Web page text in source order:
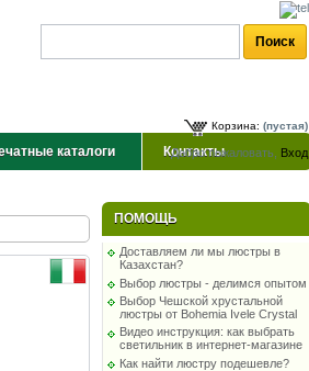
Корзина: (пустая)
Добро пожаловать, Вход
каталоги Контакты
ПОМОЩЬ
Доставляем ли мы люстры в
Казахстан?
Выбор люстры - делимся опытом
Выбор Чешской хрустальной
люстры от Bohemia Ivele Crystal
Видео инструкция: как выбрать
светильник в интернет-магазине
Как найти люстру подешевле?